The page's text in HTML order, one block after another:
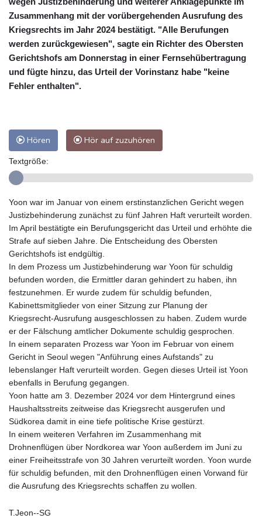
Zusammenhang mit der vorübergehenden Ausrufung des
Kriegsrechts im Jahr 2024 bestätigt. "Alle Berufungen
werden zurückgewiesen", sagte ein Richter des Obersten
Gerichtshofs am Donnerstag in einer Fernsehübertragung
und fügte hinzu, das Urteil der Vorinstanz habe "keine
Fehler enthalten".
Hören Hör auf zuzuhören
Textgröße:
Yoon war im Januar von einem erstinstanzlichen Gericht wegen
Justizbehinderung zunächst zu fünf Jahren Haft verurteilt worden.
Im April bestätigte ein Berufungsgericht das Urteil und erhöhte die
Strafe auf sieben Jahre. Die Entscheidung des Obersten
Gerichtshofs ist endgültig.
In dem Prozess um Justizbehinderung war Yoon für schuldig
befunden worden, die Ermittler daran gehindert zu haben, ihn
festzunehmen. Er wurde zudem für schuldig befunden,
Kabinettsmitglieder von einer Sitzung zur Planung der
Kriegsrecht-Ausrufung ausgeschlossen zu haben. Zudem wurde
er der Fälschung amtlicher Dokumente schuldig gesprochen.
In einem separaten Prozess war Yoon im Februar von einem
Gericht in Seoul wegen "Anführung eines Aufstands" zu
lebenslanger Haft verurteilt worden. Gegen dieses Urteil ist Yoon
ebenfalls in Berufung gegangen.
Yoon hatte am 3. Dezember 2024 vor dem Hintergrund eines
Haushaltsstreits zeitweise das Kriegsrecht ausgerufen und
Südkorea damit in eine tiefe politische Krise gestürzt.
In einem weiteren Verfahren im Zusammenhang mit
Drohnenflügen über Nordkorea war Yoon außerdem im Juni zu
einer Freiheitsstrafe von 30 Jahren verurteilt worden. Yoon wurde
für schuldig befunden, mit den Drohnenflügen einen Vorwand für
die Ausrufung des Kriegsrechts schaffen zu wollen.
T.Jeon--SG